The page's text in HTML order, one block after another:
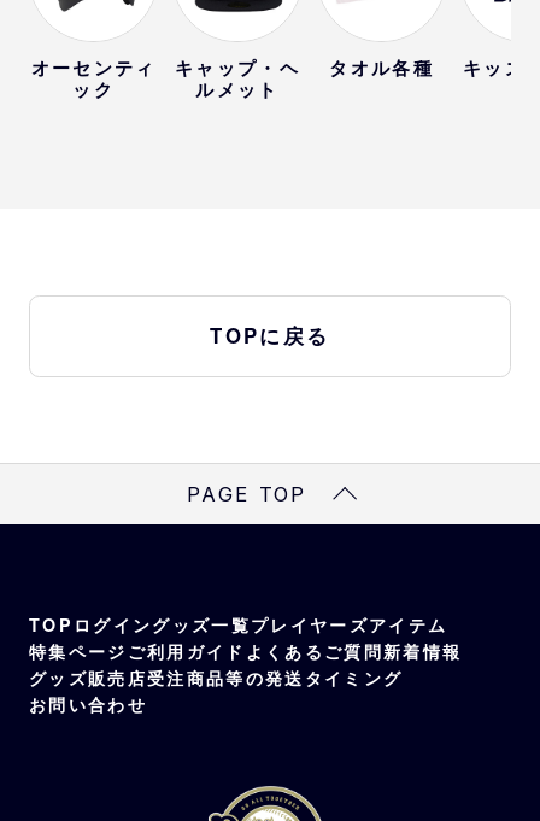
オーセンティ
ック
キャップ・ヘ
ルメット
タオル各種
キッズ
TOPに戻る
PAGE TOP
TOP ログイングッズ一覧プレイヤーズアイテム
特集ページ ご利用ガイド よくあるご質問新着情報
グッズ販売店受注商品等の発送タイミング
お問い合わせ